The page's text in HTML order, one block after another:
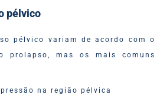
pélvico
pélvico variam de acordo com o
prolapso, mas os mais comuns
na região pélvica